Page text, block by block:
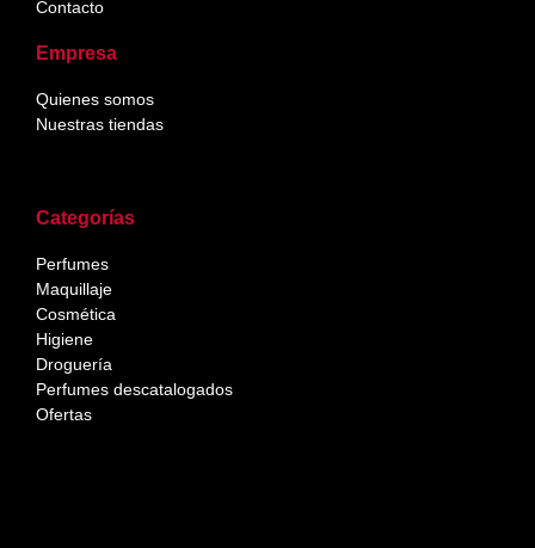
Categorías
Perfumes
Maquillaje
Cosmética
Higiene
Droguería
Perfumes descatalogados
Ofertas
Contacto
Empresa
Quienes somos
Nuestras tiendas